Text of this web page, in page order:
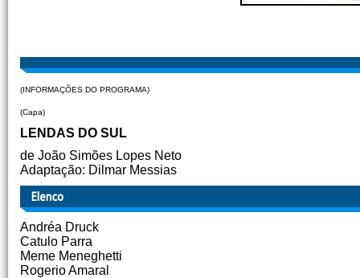
(INFORMAÇÕES DO PROGRAMA)
(Capa)
LENDAS DO SUL
de João Simões Lopes Neto
Adaptação: Dilmar Messias
Andréa Druck
Catulo Parra
Meme Meneghetti
Rogerio Amaral